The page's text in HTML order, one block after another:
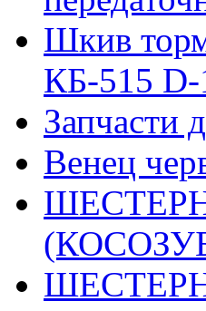
Шкив
КБ-515 D-
Запчасти
Венец